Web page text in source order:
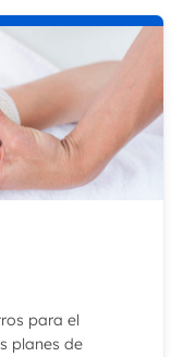
para el
planes de